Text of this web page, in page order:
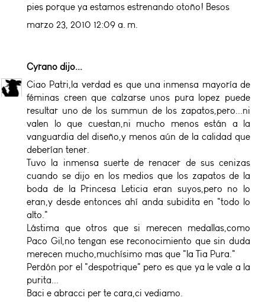
pies porque ya estamos estrenando otoño! Besos
marzo 23, 2010 12:09 a. m.
Cyrano dijo...
Ciao Patri,la verdad es que una inmensa mayoría de
féminas creen que calzarse unos pura lopez puede
resultar uno de los summun de los zapatos,pero...ni
valen lo que cuestan,ni mucho menos están a la
vanguardia del diseño,y menos aún de la calidad que
deberían tener.
Tuvo la inmensa suerte de renacer de sus cenizas
cuando se dijo en los medios que los zapatos de la
boda de la Princesa Leticia eran suyos,pero no lo
eran,y desde entonces ahí anda subidita en "todo lo
alto."
Lástima que otros que si merecen medallas,como
Paco Gil,no tengan ese reconocimiento que sin duda
merecen mucho,muchísimo mas que "la Tia Pura."
Perdón por el "despotrique" pero es que ya le vale a la
purita...
Baci e abracci per te cara,ci vediamo.